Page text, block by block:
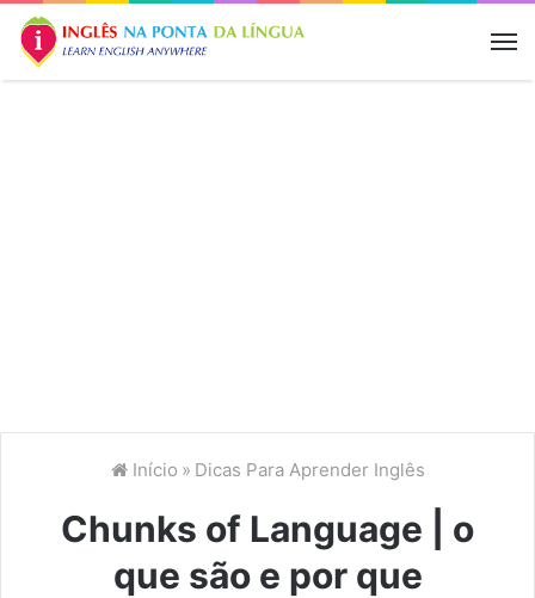
Início » Dicas Para Aprender Inglês
Chunks of Language | o
que são e por que